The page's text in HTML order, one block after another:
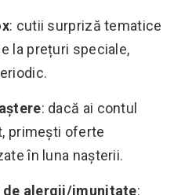
: cutii surpriză tematice
la prețuri speciale,
: dacă ai contul
primești oferte
în luna nașterii.
de alergii/imunitate: